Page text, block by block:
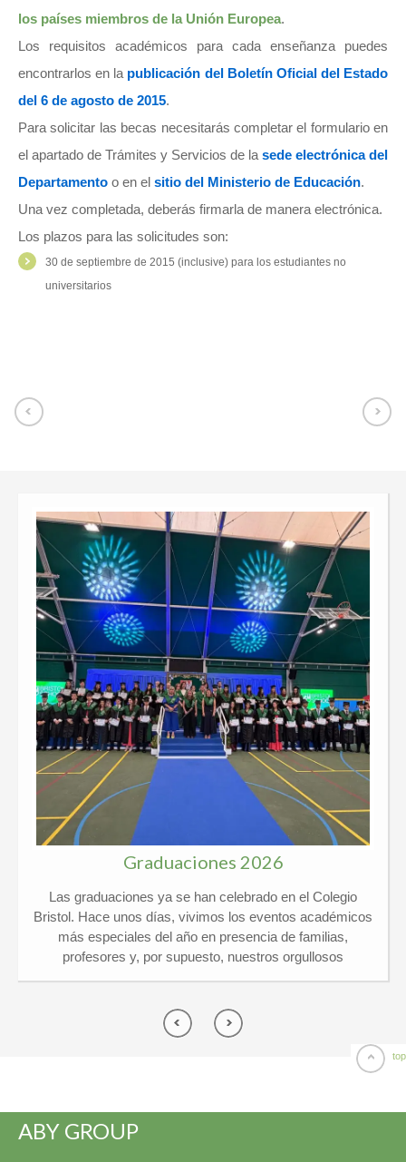
los países miembros de la Unión Europea.
Los requisitos académicos para cada enseñanza puedes
encontrarlos en la publicación del Boletín Oficial del Estado
del 6 de agosto de 2015.
Para solicitar las becas necesitarás completar el formulario en
el apartado de Trámites y Servicios de la sede electrónica del
Departamento o en el sitio del Ministerio de Educación.
Una vez completada, deberás firmarla de manera electrónica.
Los plazos para las solicitudes son:
30 de septiembre de 2015 (inclusive) para los estudiantes no
universitarios
Graduaciones 2026
Las graduaciones ya se han celebrado en el Colegio
Bristol. Hace unos días, vivimos los eventos académicos
más especiales del año en presencia de familias,
profesores y, por supuesto, nuestros orgullosos
emocionante en el Colegio Privado Bristol, ¡y por partida
doble! Celebramos juntos las graduaciones de
montón de familias y profesores. ¡El ambiente no pudo
años se despidieron de Infantil listos para dar el gran salto
a Primaria y por otra, los chicos de 6º vivieron su gran
top
ABY GROUP